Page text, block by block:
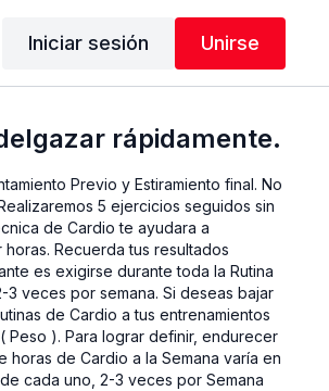
Iniciar sesión Unirse
rápidamente.
Previo y Estiramiento final. No
5 ejercicios seguidos sin
de Cardio te ayudara a
Recuerda tus resultados
es exigirse durante toda la Rutina
3 veces por semana. Si deseas bajar
de Cardio a tus entrenamientos
Peso ). Para lograr definir, endurecer
de Cardio a la Semana varía en
por Semana